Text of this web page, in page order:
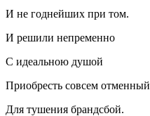
И не годнейших при том.
И решили непременно
С идеальною душой
Приобресть совсем отменный
Для тушения брандсбой.